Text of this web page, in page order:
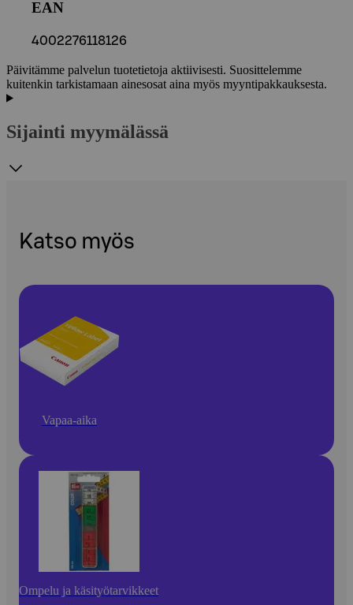
EAN
4002276118126
Päivitämme palvelun tuotetietoja aktiivisesti. Suosittelemme
kuitenkin tarkistamaan ainesosat aina myös myyntipakkauksesta.
Sijainti myymälässä
Katso myös
Vapaa-aika
Ompelu ja käsityötarvikkeet